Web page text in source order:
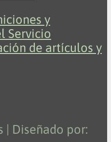
y
Servicio
de artículos y
| Diseñado por: